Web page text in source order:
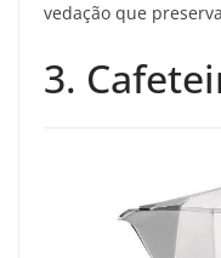
vedação que
3.